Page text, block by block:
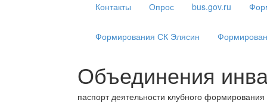
Контакты Опрос bus.gov.ru
Формирования СК Элясин
Объединения
паспорт деятельности клубного формирования